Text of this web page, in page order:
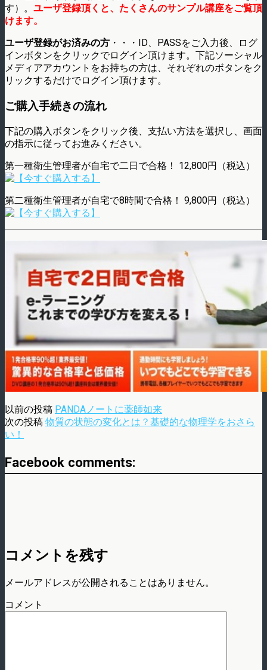
す）。 ユーザ登録頂くと、たくさんのサンプル講座をご覧頂
けます。
ユーザ登録がお済みの方 ・・・ID、PASSをご入力後、ログ
インボタンをクリックでログイン頂けます。下記ソーシャル
メディアアカウントをお持ちの方は、それぞれのボタンをク
リックするだけでログイン頂けます。
ご購入手続きの流れ
下記の購入ボタンをクリック後、支払い方法を選択し、画面
の指示に従ってお進みください。
第一種衛生管理者が自宅で二日で合格！ 12,800円（税込）
第二種衛生管理者が自宅で8時間で合格！ 9,800円（税込）
以前の投稿 PANDAノートに薬師如来
次の投稿 物質の状態の変化とは？基礎的な物理学をおさら
い！
Facebook comments:
コメントを残す
メールアドレスが公開されることはありません。
コメント